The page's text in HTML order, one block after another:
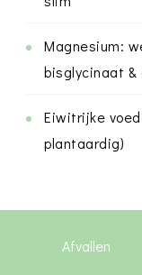
Magnesium:
bisglycinaat &
Eiwitrijke
plantaardig)
Afvallen